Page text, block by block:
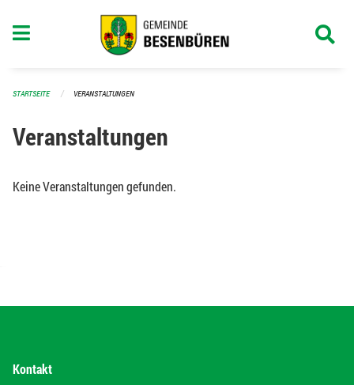
STARTSEITE VERANSTALTUNGEN
Veranstaltungen
Keine Veranstaltungen gefunden.
Kontakt